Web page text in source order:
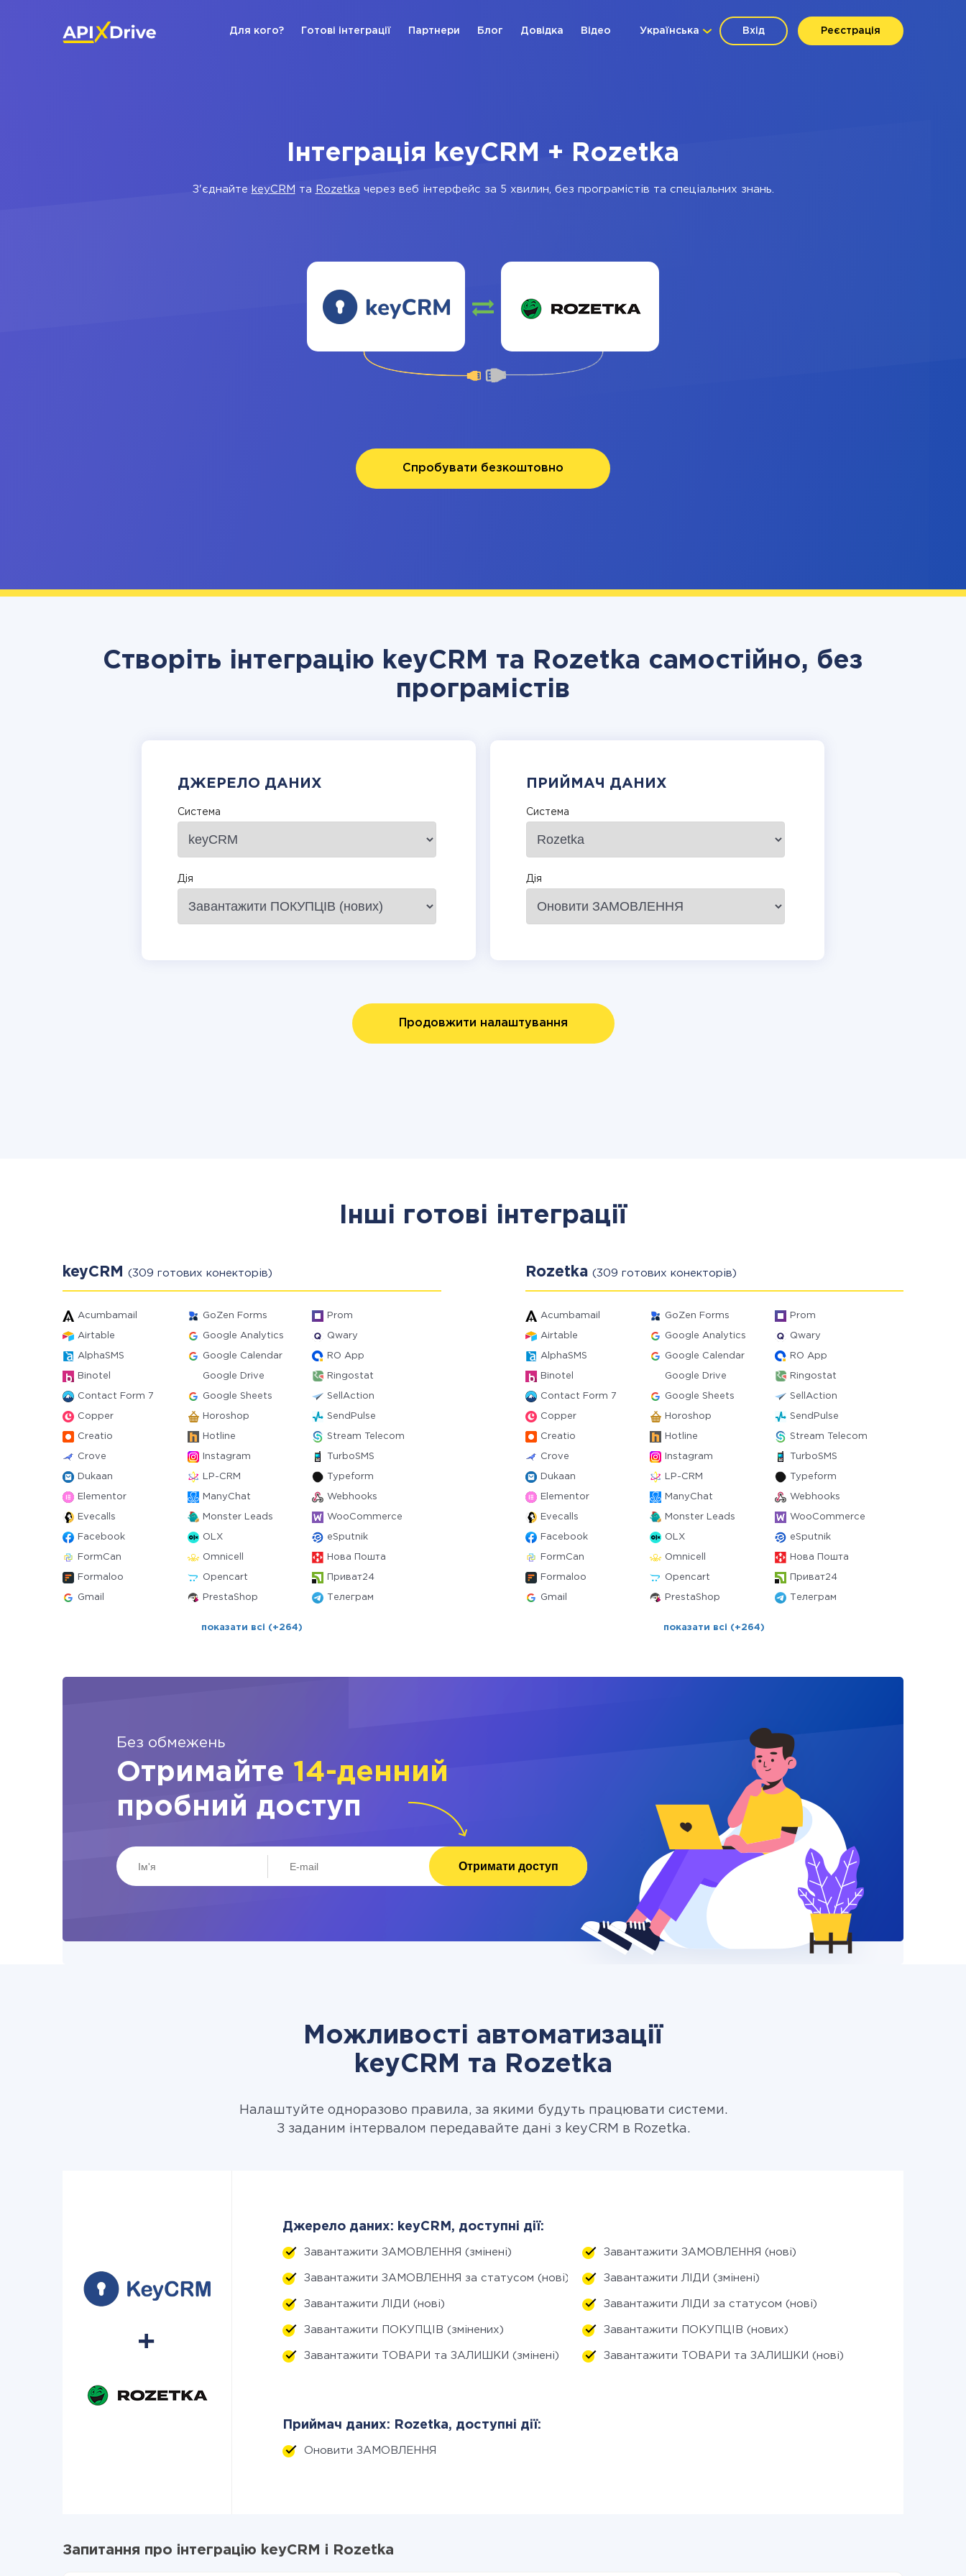
Вхід Реєстрація
Українська
Для кого? Готові інтеграції Партнери Блог Довідка Відео
Інтеграція keyCRM + Rozetka
З'єднайте keyCRM та Rozetka через веб інтерфейс за 5 хвилин, без програмістів та спеціальних знань.
Спробувати безкоштовно
Створіть інтеграцію keyCRM та Rozetka самостійно, без
програмістів
ДЖЕРЕЛО ДАНИХ
Система
Дія
ПРИЙМАЧ ДАНИХ
Система
Дія
Продовжити налаштування
Інші готові інтеграції
keyCRM (309 готових конекторів)
Acumbamail GoZen Forms Prom
Airtable Google Analytics Qwary
AlphaSMS Google Calendar RO App
Binotel Google Drive Ringostat
Contact Form 7 Google Sheets SellAction
Copper Horoshop SendPulse
Creatio Hotline Stream Telecom
Crove Instagram TurboSMS
Dukaan LP-CRM Typeform
Elementor ManyChat Webhooks
Evecalls Monster Leads WooCommerce
Facebook OLX eSputnik
FormCan Omnicell Нова Пошта
Formaloo Opencart Приват24
Gmail PrestaShop Телеграм
показати всі (+264)
Rozetka (309 готових конекторів)
Acumbamail GoZen Forms Prom
Airtable Google Analytics Qwary
AlphaSMS Google Calendar RO App
Binotel Google Drive Ringostat
Contact Form 7 Google Sheets SellAction
Copper Horoshop SendPulse
Creatio Hotline Stream Telecom
Crove Instagram TurboSMS
Dukaan LP-CRM Typeform
Elementor ManyChat Webhooks
Evecalls Monster Leads WooCommerce
Facebook OLX eSputnik
FormCan Omnicell Нова Пошта
Formaloo Opencart Приват24
Gmail PrestaShop Телеграм
показати всі (+264)
Без обмежень
Отримайте 14-денний
пробний доступ
Отримати доступ
Можливості автоматизації
keyCRM та Rozetka
Налаштуйте одноразово правила, за якими будуть працювати системи.
З заданим інтервалом передавайте дані з keyCRM в Rozetka.
Джерело даних: keyCRM, доступні дії:
Завантажити ЗАМОВЛЕННЯ (змінені) Завантажити ЗАМОВЛЕННЯ (нові)
Завантажити ЗАМОВЛЕННЯ за статусом (нові) Завантажити ЛІДИ (змінені)
Завантажити ЛІДИ (нові) Завантажити ЛІДИ за статусом (нові)
Завантажити ПОКУПЦІВ (змінених) Завантажити ПОКУПЦІВ (нових)
Завантажити ТОВАРИ та ЗАЛИШКИ (змінені) Завантажити ТОВАРИ та ЗАЛИШКИ (нові)
Приймач даних: Rozetka, доступні дії:
Оновити ЗАМОВЛЕННЯ
Запитання про інтеграцію keyCRM і Rozetka